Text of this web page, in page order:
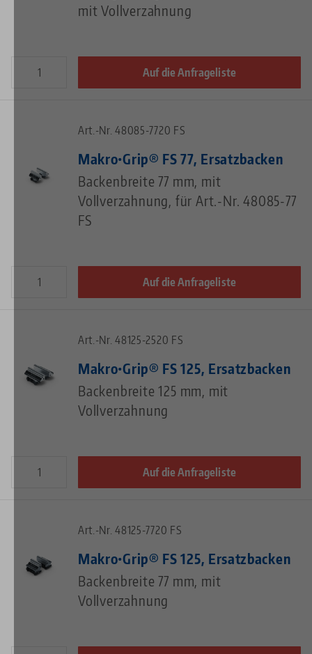
mit Vollverzahnung
Auf die Anfrageliste
Art.-Nr. 48085-7720 FS
Makro•Grip® FS 77, Ersatzbacken
Backenbreite 77 mm, mit
Vollverzahnung, für Art.-Nr. 48085-77
FS
Auf die Anfrageliste
Art.-Nr. 48125-2520 FS
Makro•Grip® FS 125, Ersatzbacken
Backenbreite 125 mm, mit
Vollverzahnung
Auf die Anfrageliste
Art.-Nr. 48125-7720 FS
Makro•Grip® FS 125, Ersatzbacken
Backenbreite 77 mm, mit
Vollverzahnung